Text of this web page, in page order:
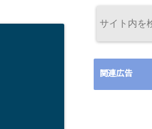
関連広告